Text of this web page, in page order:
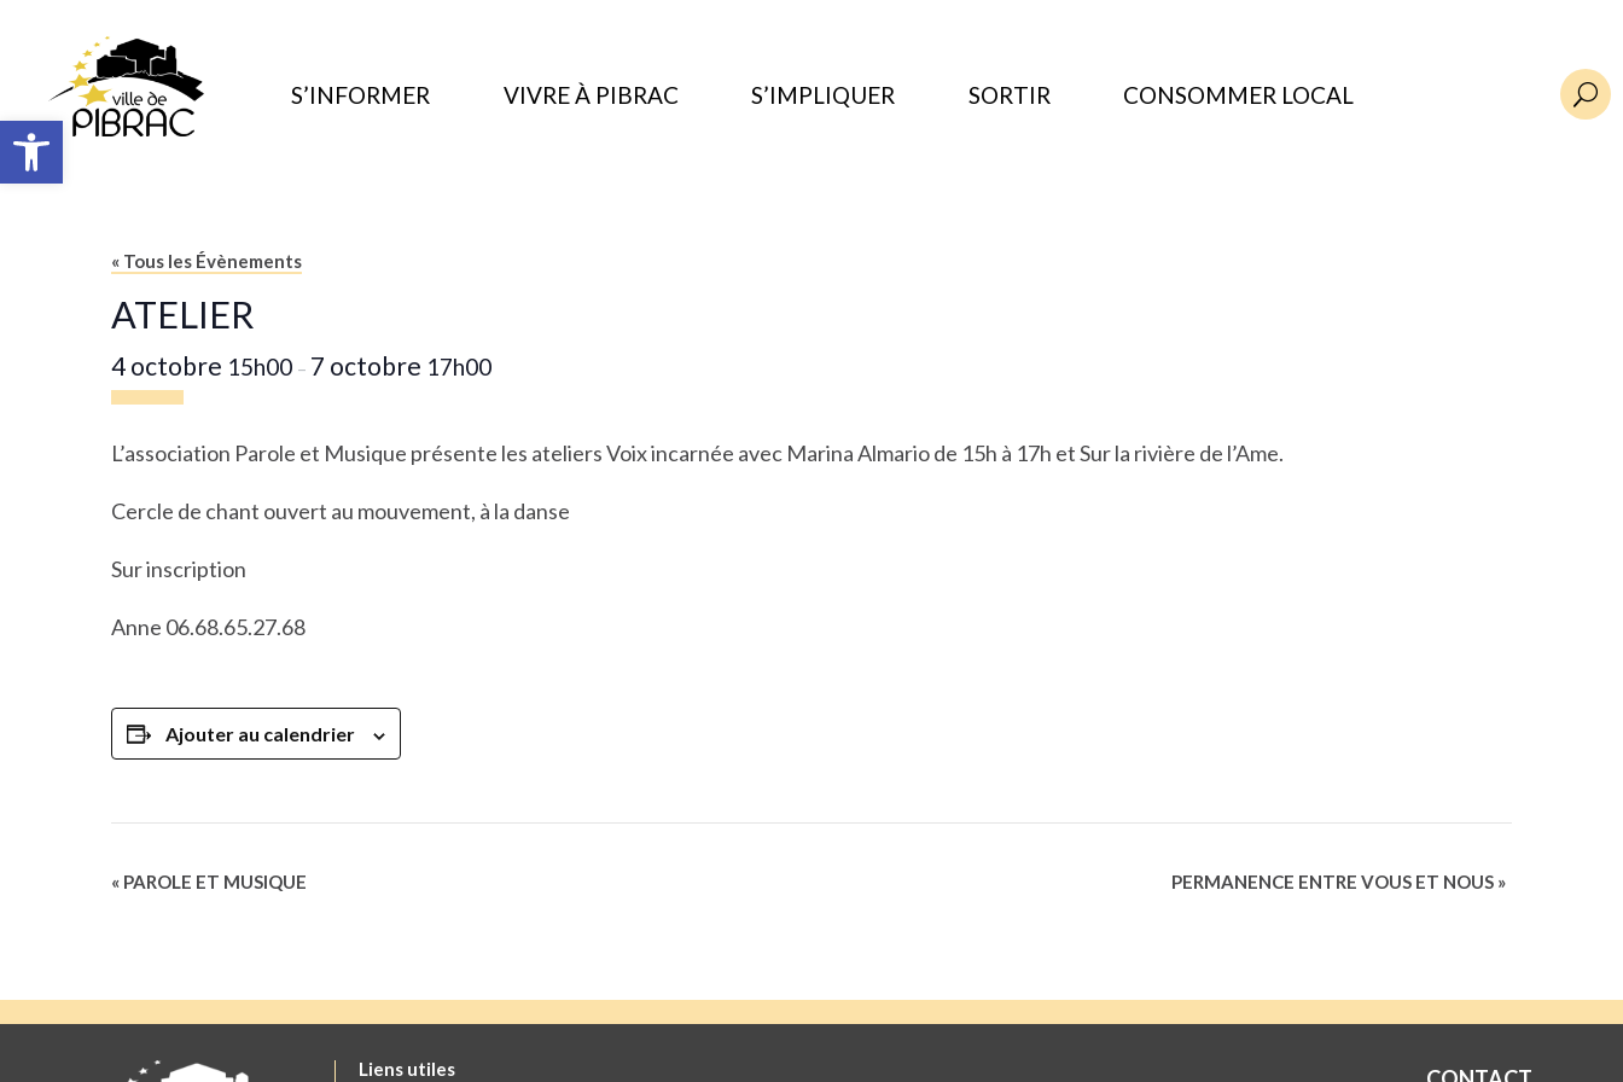
Ouvrir la barre d’outils
S’INFORMER VIVRE À PIBRAC S’IMPLIQUER SORTIR CONSOMMER LOCAL U
« Tous les Évènements
ATELIER
4 octobre 15h00 – 7 octobre 17h00
L’association Parole et Musique présente les ateliers Voix incarnée avec Marina Almario de 15h à 17h et Sur la rivière de l’Ame.
Cercle de chant ouvert au mouvement, à la danse
Sur inscription
Anne 06.68.65.27.68
Ajouter au calendrier
Navigation
« PAROLE ET MUSIQUE PERMANENCE ENTRE VOUS ET NOUS »
Liens utiles